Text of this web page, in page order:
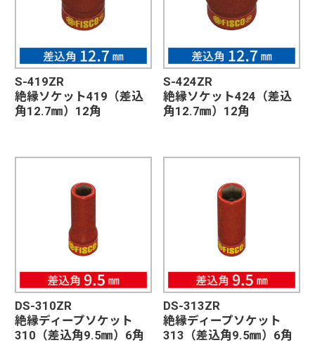
S-419ZR
絶縁ソケット419（差込
角12.7㎜）12角
S-424ZR
絶縁ソケット424（差込
角12.7㎜）12角
DS-310ZR
絶縁ディープソケット
310（差込角9.5㎜）6角
DS-313ZR
絶縁ディープソケット
313（差込角9.5㎜）6角